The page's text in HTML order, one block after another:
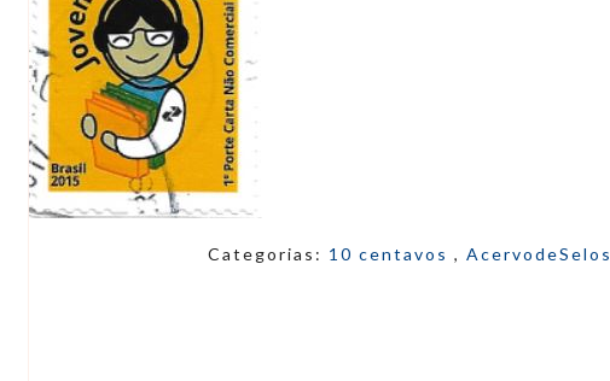
Categorias: 10 centavos , AcervodeSelos